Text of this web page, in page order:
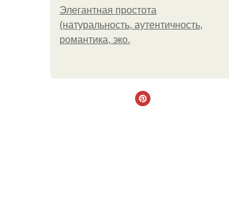
Элегантная простота
(натуральность, аутентичность,
романтика, эко.